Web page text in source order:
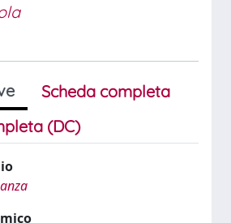
Scheda completa
(DC)